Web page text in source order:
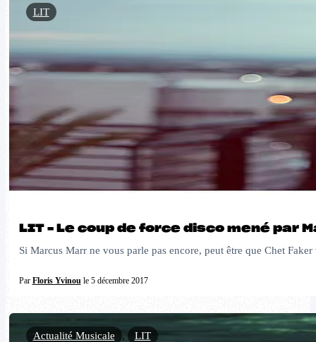
LIT – Le coup de force disco mené par
Si Marcus Marr ne vous parle pas encore, peut être que Chet
Par Floris Yvinoule 5 décembre 2017
LIT
Actualité Musicale , LIT